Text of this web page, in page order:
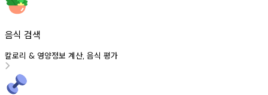
음식 검색
칼로리 & 영양정보 계산, 음식 평가